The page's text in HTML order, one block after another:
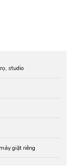
studio
giặt riêng